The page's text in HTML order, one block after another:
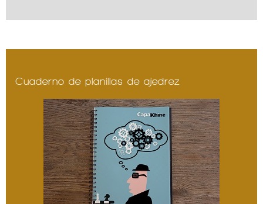
Cuaderno de planillas de ajedrez